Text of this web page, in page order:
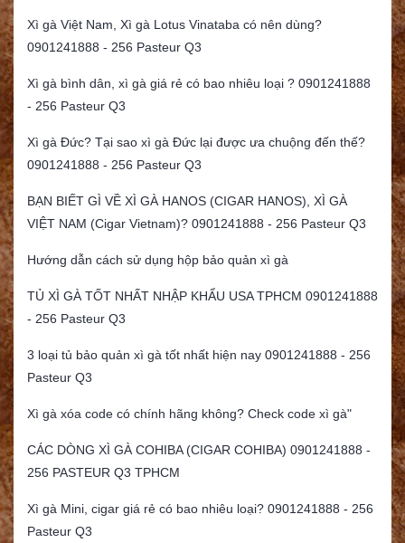
Xì gà Việt Nam, Xì gà Lotus Vinataba có nên dùng?
0901241888 - 256 Pasteur Q3
Xì gà bình dân, xì gà giá rẻ có bao nhiêu loại ? 0901241888
- 256 Pasteur Q3
Xì gà Đức? Tại sao xì gà Đức lại được ưa chuộng đến thế?
0901241888 - 256 Pasteur Q3
BẠN BIẾT GÌ VỀ XÌ GÀ HANOS (CIGAR HANOS), XÌ GÀ
VIỆT NAM (Cigar Vietnam)? 0901241888 - 256 Pasteur Q3
Hướng dẫn cách sử dụng hộp bảo quản xì gà
TỦ XÌ GÀ TỐT NHẤT NHẬP KHẨU USA TPHCM 0901241888
- 256 Pasteur Q3
3 loại tủ bảo quản xì gà tốt nhất hiện nay 0901241888 - 256
Pasteur Q3
Xì gà xóa code có chính hãng không? Check code xì gà"
CÁC DÒNG XÌ GÀ COHIBA (CIGAR COHIBA) 0901241888 -
256 PASTEUR Q3 TPHCM
Xì gà Mini, cigar giá rẻ có bao nhiêu loại? 0901241888 - 256
Pasteur Q3